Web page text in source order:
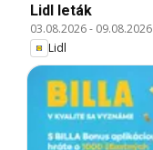
Lidl leták
03.08.2026- 09.08.2026
Lidl